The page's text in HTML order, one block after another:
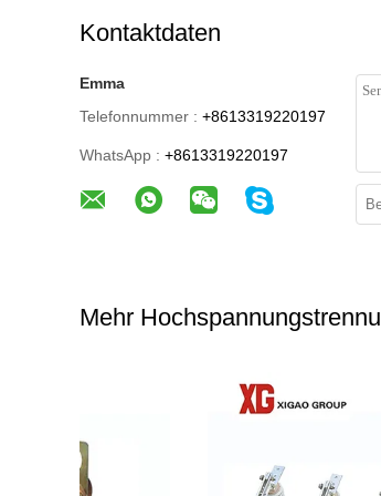
Kontaktdaten
Emma
Telefonnummer : +8613319220197
WhatsApp : +8613319220197
Mehr